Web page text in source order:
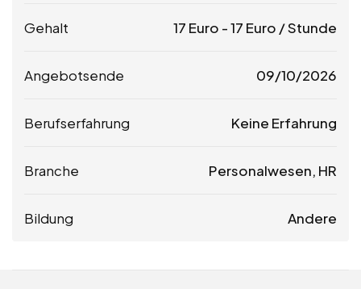
Gehalt 17 Euro -17 Euro / Stunde
Angebotsende 09/10/2026
Berufserfahrung Keine Erfahrung
Branche Personalwesen, HR
Bildung Andere